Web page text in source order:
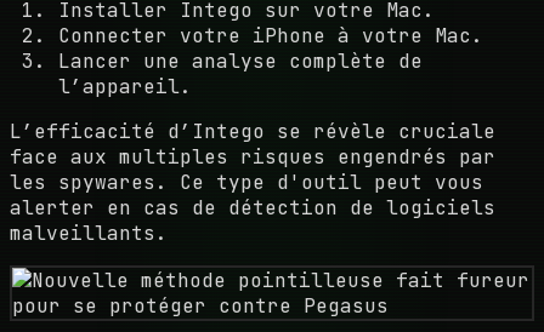
Installer Intego sur votre Mac.
Connecter votre iPhone à votre Mac.
Lancer une analyse complète de
l’appareil.
L’efficacité d’Intego se révèle cruciale
face aux multiples risques engendrés par
les spywares. Ce type d'outil peut vous
alerter en cas de détection de logiciels
malveillants.